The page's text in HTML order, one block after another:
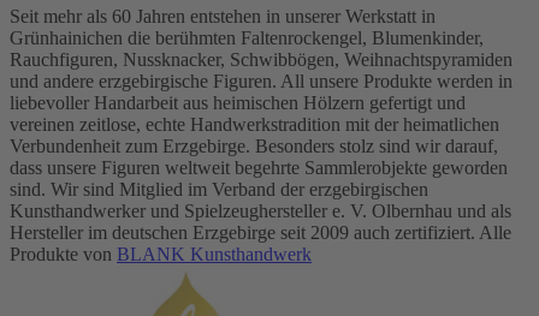
Seit mehr als 60 Jahren entstehen in unserer Werkstatt in
Grünhainichen die berühmten Faltenrockengel, Blumenkinder,
Rauchfiguren, Nussknacker, Schwibbögen, Weihnachtspyramiden
und andere erzgebirgische Figuren. All unsere Produkte werden in
liebevoller Handarbeit aus heimischen Hölzern gefertigt und
vereinen zeitlose, echte Handwerkstradition mit der heimatlichen
Verbundenheit zum Erzgebirge. Besonders stolz sind wir darauf,
dass unsere Figuren weltweit begehrte Sammlerobjekte geworden
sind. Wir sind Mitglied im Verband der erzgebirgischen
Kunsthandwerker und Spielzeughersteller e. V. Olbernhau und als
Hersteller im deutschen Erzgebirge seit 2009 auch zertifiziert. Alle
Produkte von BLANK Kunsthandwerk